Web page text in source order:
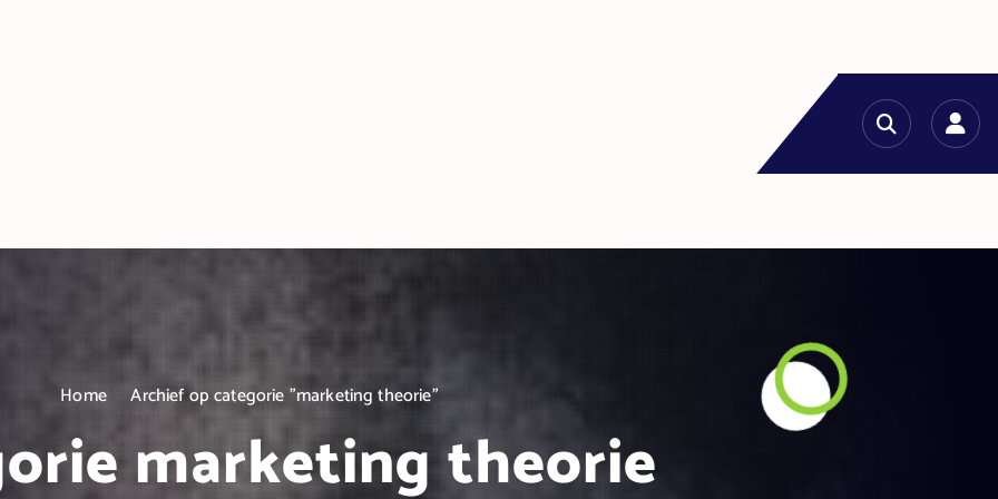
Home Archief op categorie "marketing theorie"
marketing theorie